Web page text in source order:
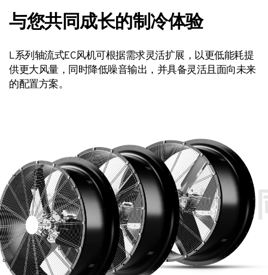
与您共同成长的制冷体验
L系列轴流式EC风机可根据需求灵活扩展，以更低能耗提
供更大风量，同时降低噪音输出，并具备灵活且面向未来
的配置方案。
冷体验与您共